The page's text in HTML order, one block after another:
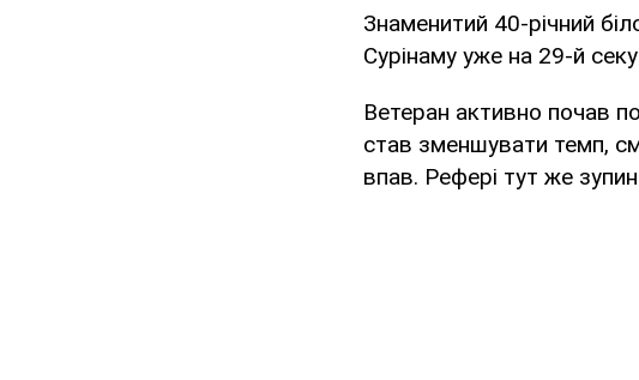
Знаменитий 40-річний
Сурінаму уже на 29-й
Ветеран активно почав
став зменшувати темп,
впав. Рефері тут же